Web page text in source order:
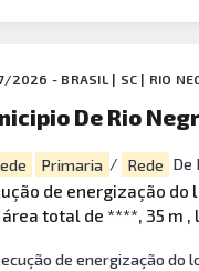
2026 - BRASIL | SC | RIO
De Rio
Primaria / Rede De
de energização
área total de ****, 35 m
de energização do